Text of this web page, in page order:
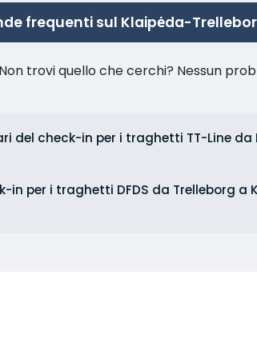
frequenti sul Klaipėda-
trovi quello che cerchi? Nessun
del check-in per i traghetti TT-Line da
in per i traghetti DFDS da Trelleborg a